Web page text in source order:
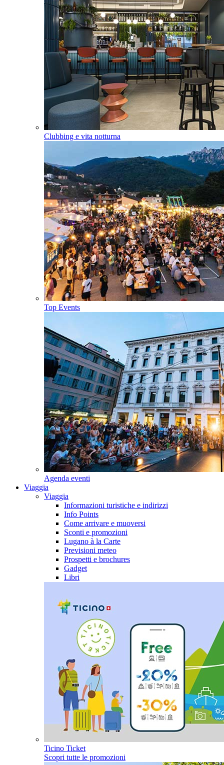
Clubbing e vita notturna
Top Events
Agenda eventi
Viaggia
Viaggia
Informazioni turistiche e indirizzi
Info Points
Come arrivare e muoversi
Sconti e promozioni
Lugano à la Carte
Previsioni meteo
Prospetti e brochures
Gadget
Libri
Ticino Ticket
Scopri tutte le promozioni